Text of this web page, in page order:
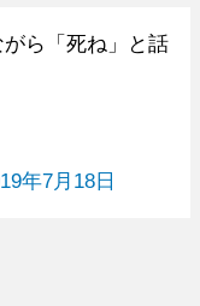
がら「死ね」と話
年7月18日